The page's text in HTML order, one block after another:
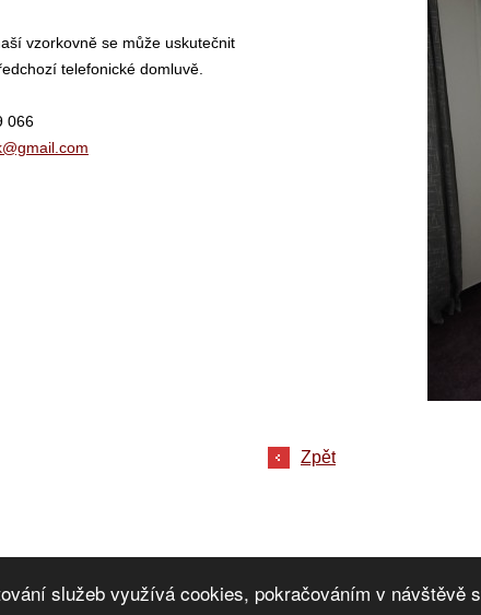
služeb využívá cookies, pokračováním v návštěvě
vzorkovně se může uskutečnit
telefonické domluvě.
066
il.com
Zpět